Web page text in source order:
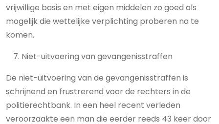
vrijwillige basis en met eigen middelen zo goed als
mogelijk die wettelijke verplichting proberen na te
komen.
Niet-uitvoering van gevangenisstraffen
De niet-uitvoering van de gevangenisstraffen is
schrijnend en frustrerend voor de rechters in de
politierechtbank. In een heel recent verleden
veroorzaakte een man die eerder reeds 43 keer door